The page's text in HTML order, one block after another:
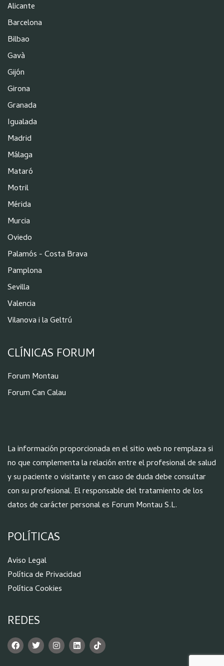
Alicante
Barcelona
Bilbao
Gavà
Gijón
Girona
Granada
Igualada
Madrid
Málaga
Mataró
Motril
Mérida
Murcia
Oviedo
Palamós - Costa Brava
Pamplona
Sevilla
Valencia
Vilanova i la Geltrú
CLÍNICAS FORUM
Forum Montau
Forum Can Calau
La información proporcionada en el sitio web no remplaza si
no que complementa la relación entre el profesional de salud
y su paciente o visitante y en caso de duda debe consultar
con su profesional. El responsable del tratamiento de los
datos de carácter personal es Forum Montau S.L.
POLÍTICAS
Aviso Legal
Política de Privacidad
Política Cookies
REDES